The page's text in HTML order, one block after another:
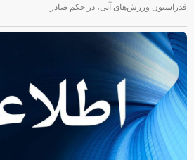
فدراسیون ورزش‌های آبی، در حکم صادر